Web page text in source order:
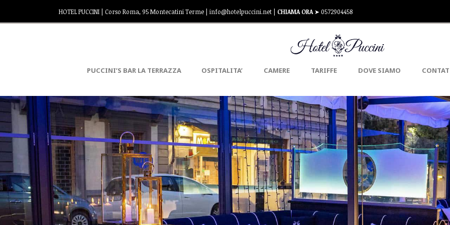
HOTEL PUCCINI | Corso Roma, 95 Montecatini Terme | info@hotelpuccini.net | CHIAMA ORA ➤ 0572904458
PUCCINI’S BAR LA TERRAZZA OSPITALITA’ CAMERE TARIFFE DOVE SIAMO